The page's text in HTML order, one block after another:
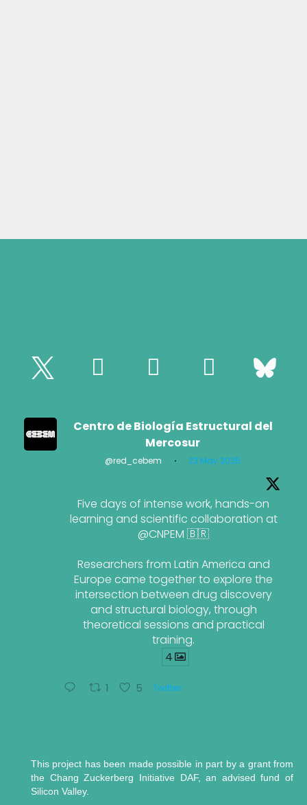
Centro de Biología Estructural del
Mercosur
@red_cebem · 23 May 2025
Five days of intense work, hands-on
learning and scientific collaboration at
@CNPEM 🇧🇷
Researchers from Latin America and
Europe came together to explore the
intersection between drug discovery
and structural biology, through
theoretical sessions and practical
training.
4
1 5 Twitter
This project has been made possible in part by a grant from
the Chang Zuckerberg Initiative DAF, an advised fund of
Silicon Valley.